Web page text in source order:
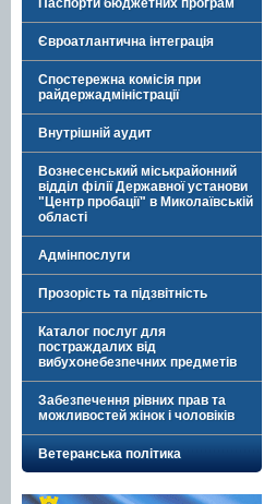
Паспорти бюджетних програм
Євроатлантична інтеграція
Спостережна комісія при
райдержадміністрації
Внутрішній аудит
Вознесенський міськрайонний
відділ філії Державної установи
"Центр пробації" в Миколаївській
області
Адмінпослуги
Прозорість та підзвітність
Каталог послуг для
постраждалих від
вибухонебезпечних предметів
Забезпечення рівних прав та
можливостей жінок і чоловіків
Ветеранська політика